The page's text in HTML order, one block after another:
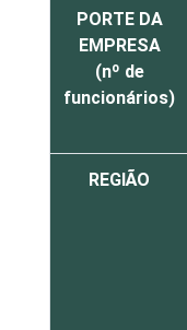
PORTE DA
EMPRESA
(nº de
funcionários)
REGIÃO